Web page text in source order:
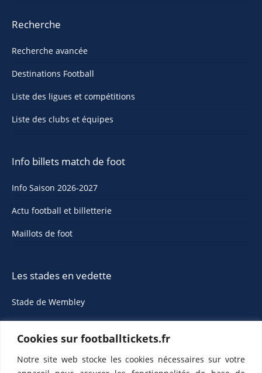
Cookies sur footballtickets.fr
Notre site web stocke les cookies nécessaires sur votre
Recherche
Recherche avancée
Destinations Football
Liste des ligues et compétitions
Liste des clubs et équipes
Info billets match de foot
Info Saison 2026-2027
Actu football et billetterie
Maillots de foot
Les stades en vedette
Stade de Wembley